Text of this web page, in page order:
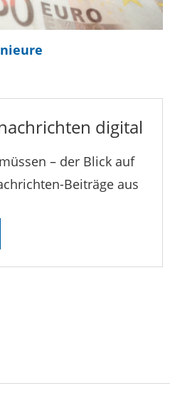
digital
– der Blick auf
Beiträge aus